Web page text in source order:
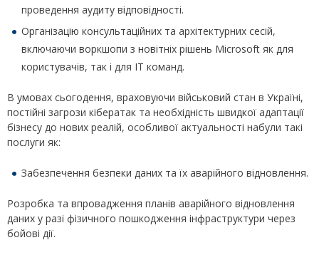
проведення аудиту відповідності.
Організацію консультаційних та архітектурних сесій,
включаючи воркшопи з новітніх рішень Microsoft як для
користувачів, так і для ІТ команд.
В умовах сьогодення, враховуючи військовий стан в Україні,
постійні загрози кібератак та необхідність швидкої адаптації
бізнесу до нових реалій, особливої актуальності набули такі
послуги як:
Забезпечення безпеки даних та їх аварійного відновлення.
Розробка та впровадження планів аварійного відновлення
даних у разі фізичного пошкодження інфраструктури через
бойові дії.